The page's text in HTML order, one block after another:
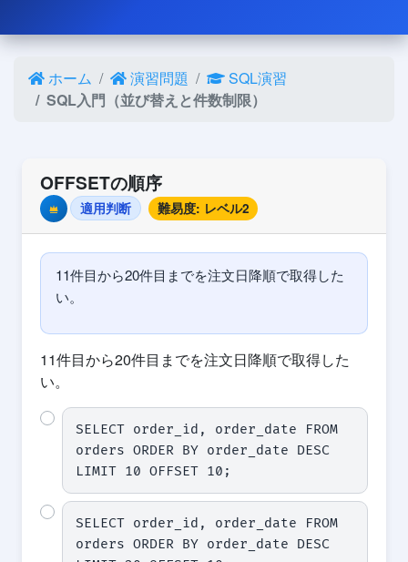
ホーム 演習問題
SQL演習
SQL入門（並び替えと件数制限）
OFFSETの順序
Premium適用判断 難易度: レベル2
11件目から20件目までを注文日降順で取得した
い。
11件目から20件目までを注文日降順で取得した
い。
SELECT order_id, order_date FROM
orders ORDER BY order_date DESC
LIMIT 10 OFFSET 10;
SELECT order_id, order_date FROM
orders ORDER BY order_date DESC